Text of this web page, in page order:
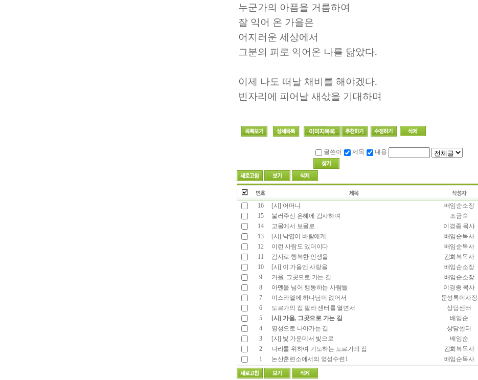
누군가의 아픔을 거름하여
잘 익어 온 가을은
어지러운 세상에서
그분의 피로 익어온 나를 닮았다.
이제 나도 떠날 채비를 해야겠다.
빈자리에 피어날 새삯을 기대하며
글쓴이 제목 내용
16 [시] 어머니 배임순소장
15
불러주신 은혜에 감사하며 조금숙
14
고물에서 보물로 이경종 목사
13
[시] 낙엽이 바람에게 배임순목사
12
이런 사람도 있더이다 배임순목사
11
감사로 행복한 인생을 김희복목사
10
[시] 이 가을엔 사랑을 배임순소장
9
가을, 그곳으로 가는 길 배임순소장
8
아멘을 넘어 행동하는 사람들 이경종 목사
7
이스라엘에 하나님이 없어서 문성록이사장
6
도르가의 집 필라 센터를 열면서 상담센터
5
[시] 가을, 그곳으로 가는 길 배임순
4
영성으로 나아가는 길 상담센터
3
[시] 빛 가운데서 빛으로 배임순
2
나라를 위하여 기도하는 도르가의 집 김희복목사
1
논산훈련소에서의 영성수련1 배임순목사